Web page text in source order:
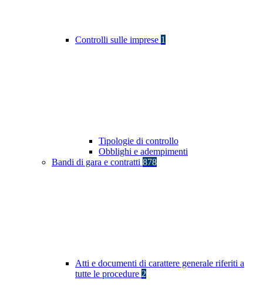
Controlli sulle imprese 1
Tipologie di controllo
Obblighi e adempimenti
Bandi di gara e contratti 878
Atti e documenti di carattere generale riferiti a
tutte le procedure 2